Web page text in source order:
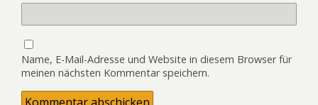
Name, E-Mail-Adresse und Website in diesem Browser für
meinen nächsten Kommentar speichern.